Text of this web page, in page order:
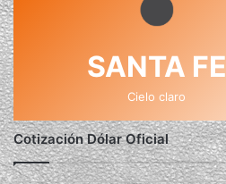
SANTA FE
Cielo claro
Cotización Dólar Oficial